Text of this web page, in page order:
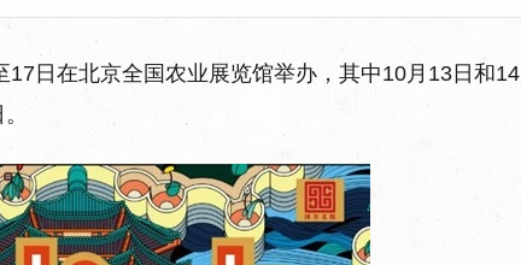
日在北京全国农业展览馆举办，其中10月13日和14